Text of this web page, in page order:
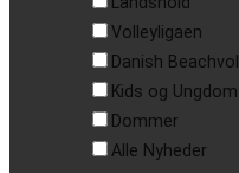
Volleyligaen
Danish
Kids og Ungdom
Dommer
Alle Nyheder